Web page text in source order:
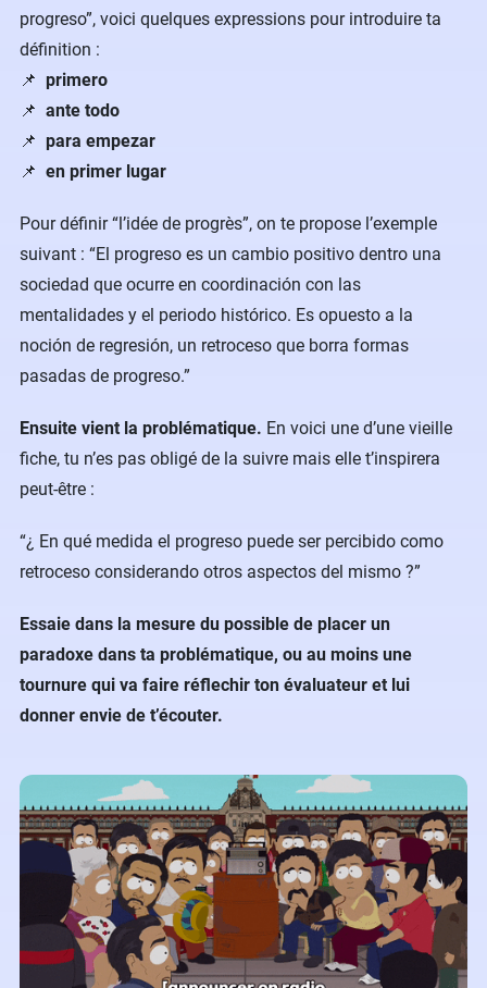
progreso”, voici quelques expressions pour introduire ta
définition :
📌 primero
📌 ante todo
📌 para empezar
📌 en primer lugar
Pour définir “l’idée de progrès”, on te propose l’exemple
suivant : “El progreso es un cambio positivo dentro una
sociedad que ocurre en coordinación con las
mentalidades y el periodo histórico. Es opuesto a la
noción de regresión, un retroceso que borra formas
pasadas de progreso.”
Ensuite vient la problématique. En voici une d’une vieille
fiche, tu n’es pas obligé de la suivre mais elle t’inspirera
peut-être :
“¿ En qué medida el progreso puede ser percibido como
retroceso considerando otros aspectos del mismo ?”
Essaie dans la mesure du possible de placer un
paradoxe dans ta problématique, ou au moins une
tournure qui va faire réflechir ton évaluateur et lui
donner envie de t’écouter.